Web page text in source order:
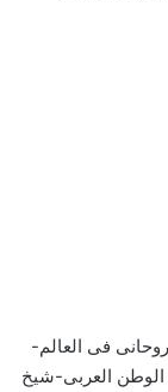
فى العالم-
العربى-شيخ